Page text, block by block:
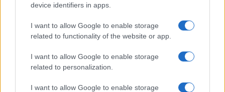
device identifiers in apps.
I want to allow Google to enable storage
related to functionality of the website or app.
I want to allow Google to enable storage
related to personalization.
I want to allow Google to enable storage
Workflow di laboratorio per test fotografici e video
Andrea Conforti · 1 Ago 2026